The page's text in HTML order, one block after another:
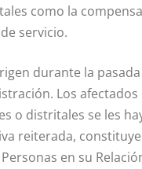
como la
servicio.
durante la
Los
o distritales se les
reiterada,
en su